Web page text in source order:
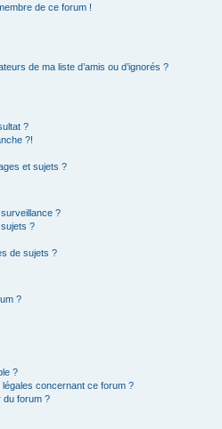
de ce forum !
de ma liste d’amis ou d’ignorés ?
?
?!
et sujets ?
?
?
de sujets ?
?
?
concernant ce forum ?
du forum ?